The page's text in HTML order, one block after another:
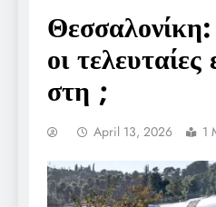
Θεσσαλονίκη:
οι τελευταίες
στη ;
April 13, 2026 1